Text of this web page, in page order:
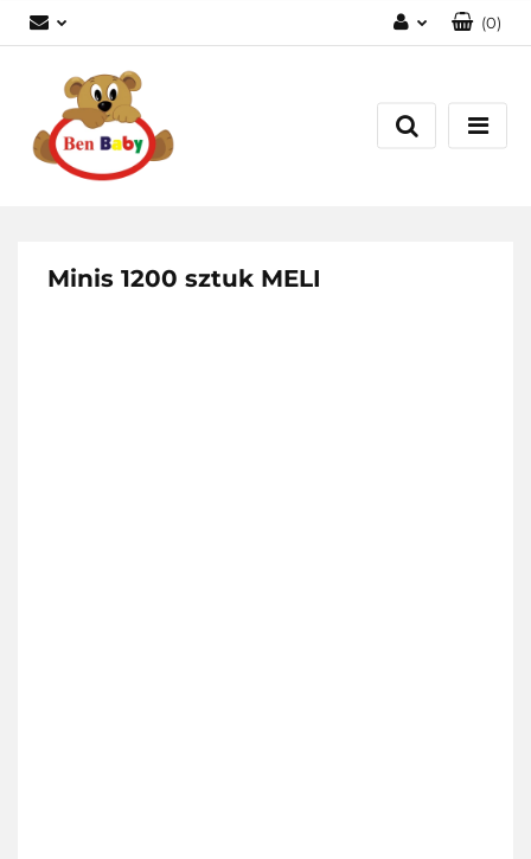
Zarejestruj się
Dodaj zgłoszenie
(0)
Minis 1200 sztuk MELI